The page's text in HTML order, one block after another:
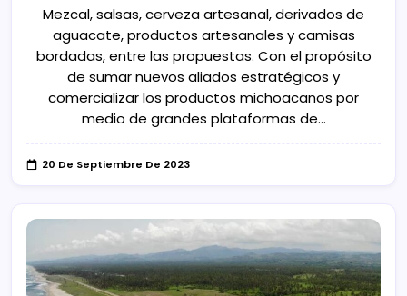
Mezcal, salsas, cerveza artesanal, derivados de
aguacate, productos artesanales y camisas
bordadas, entre las propuestas. Con el propósito
de sumar nuevos aliados estratégicos y
comercializar los productos michoacanos por
medio de grandes plataformas de…
20 De Septiembre De 2023